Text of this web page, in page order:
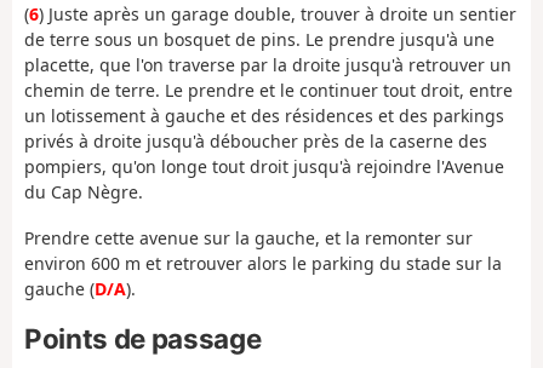
(6) Juste après un garage double, trouver à droite un sentier
de terre sous un bosquet de pins. Le prendre jusqu'à une
placette, que l'on traverse par la droite jusqu'à retrouver un
chemin de terre. Le prendre et le continuer tout droit, entre
un lotissement à gauche et des résidences et des parkings
privés à droite jusqu'à déboucher près de la caserne des
pompiers, qu'on longe tout droit jusqu'à rejoindre l'Avenue
du Cap Nègre.
Prendre cette avenue sur la gauche, et la remonter sur
environ 600 m et retrouver alors le parking du stade sur la
gauche (D/A).
Points de passage